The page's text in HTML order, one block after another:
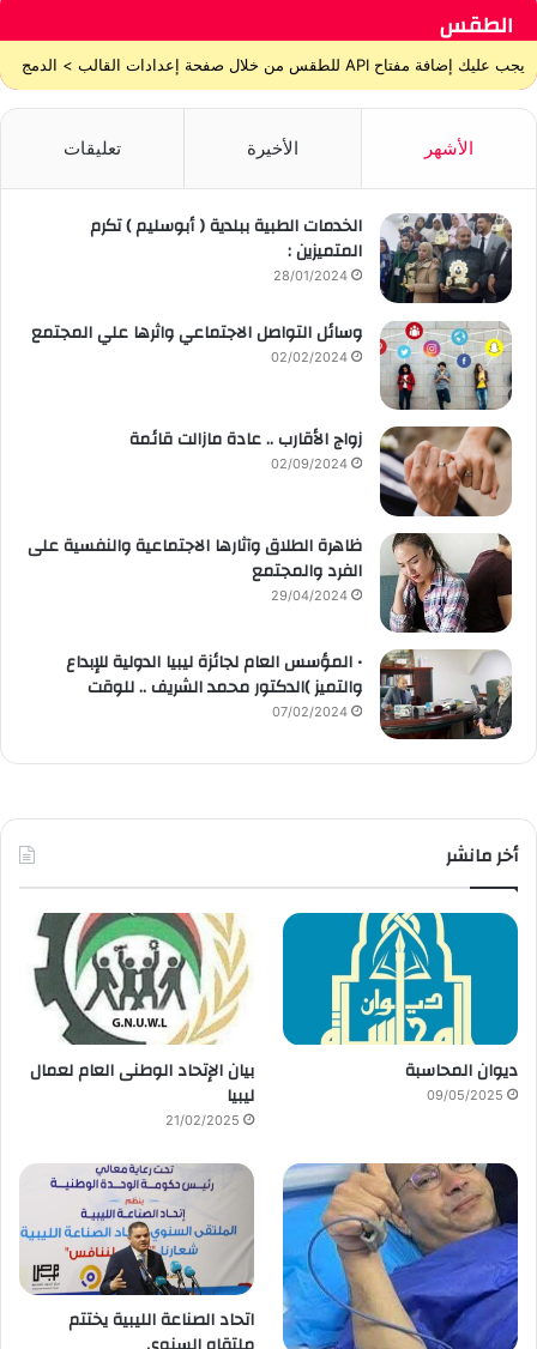
الطقس
يجب عليك إضافة مفتاح API للطقس من خلال صفحة إعدادات القالب > الدمج
الأشهر الأخيرة تعليقات
الخدمات الطبية ببلدية ( أبوسليم ) تكرم
المتميزين :
28/01/2024
وسائل التواصل الاجتماعي واثرها علي المجتمع
02/02/2024
زواج الأقارب .. عادة مازالت قائمة
02/09/2024
ظاهرة الطلاق وآثارها الاجتماعية والنفسية على
الفرد والمجتمع
29/04/2024
• المؤسس العام لجائزة ليبيا الدولية للإبداع
والتميز )الدكتور محمد الشريف .. للوقت
07/02/2024
أخر مانشر
ديوان المحاسبة
09/05/2025
بيان الإتحاد الوطنى العام لعمال
ليبيا
21/02/2025
اتحاد الصناعة الليبية يختتم